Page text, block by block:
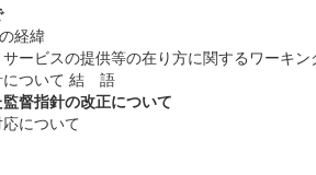
経緯
ービスの提供等の在り方に関するワーキン
について 結 語
督指針の改正について
について